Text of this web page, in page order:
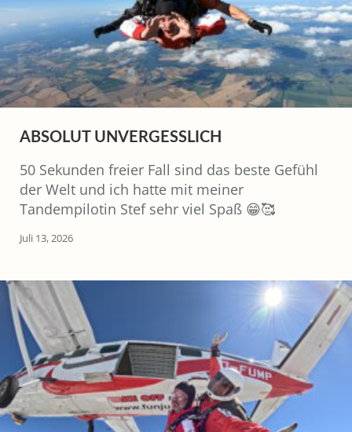
ABSOLUT UNVERGESSLICH
50 Sekunden freier Fall sind das beste Gefühl
der Welt und ich hatte mit meiner
Tandempilotin Stef sehr viel Spaß 😁🥰
Juli 13, 2026